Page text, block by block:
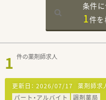
条件
1件を
1 件の薬剤師求人
更新日： 2026/07/17 薬剤師求
パート・アルバイト
調剤薬局